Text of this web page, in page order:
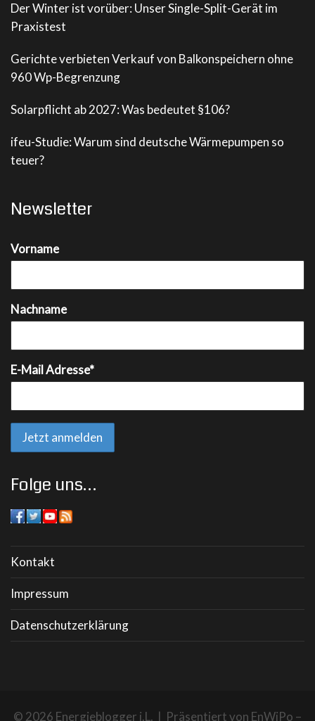
Der Winter ist vorüber: Unser Single-Split-Gerät im
Praxistest
Gerichte verbieten Verkauf von Balkonspeichern ohne
960 Wp-Begrenzung
Solarpflicht ab 2027: Was bedeutet §106?
ifeu-Studie: Warum sind deutsche Wärmepumpen so
teuer?
Newsletter
Vorname
Nachname
E-Mail Adresse*
Folge uns…
Kontakt
Impressum
Datenschutzerklärung
© 2026 Energieblogger i.L. | Präsentiert von EnWiPo –